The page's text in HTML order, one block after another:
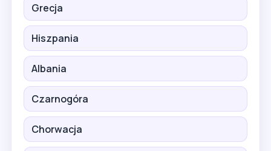
Grecja
Hiszpania
Albania
Czarnogóra
Chorwacja